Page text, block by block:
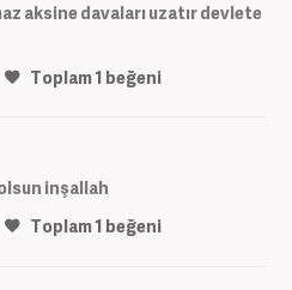
aksine davaları uzatır devlete
Toplam1 beğeni
inşallah
Toplam1 beğeni